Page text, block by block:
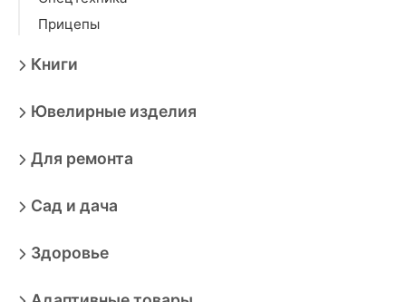
Прицепы
Книги
Ювелирные изделия
Для ремонта
Сад и дача
Здоровье